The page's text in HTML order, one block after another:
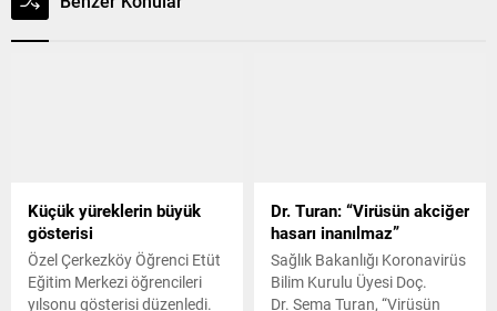
Küçük yüreklerin büyük
gösterisi
Özel Çerkezköy Öğrenci Etüt
Eğitim Merkezi öğrencileri
yılsonu gösterisi düzenledi.
Dr. Turan: “Virüsün akciğer
hasarı inanılmaz”
Sağlık Bakanlığı Koronavirüs
Bilim Kurulu Üyesi Doç.
Dr. Sema Turan, “Virüsün